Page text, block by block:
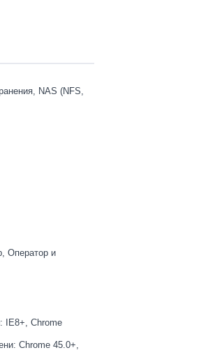
NAS (NFS,
Оператор и
IE8+, Chrome
Chrome 45.0+,